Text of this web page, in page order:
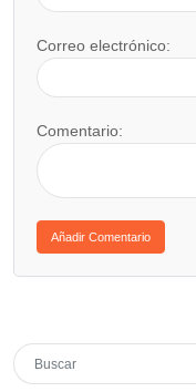
Correo electrónico:
Comentario: